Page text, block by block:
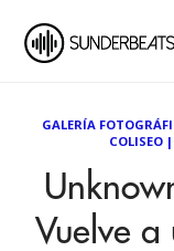
GALERÍA
COLISEO|
Vuelve a